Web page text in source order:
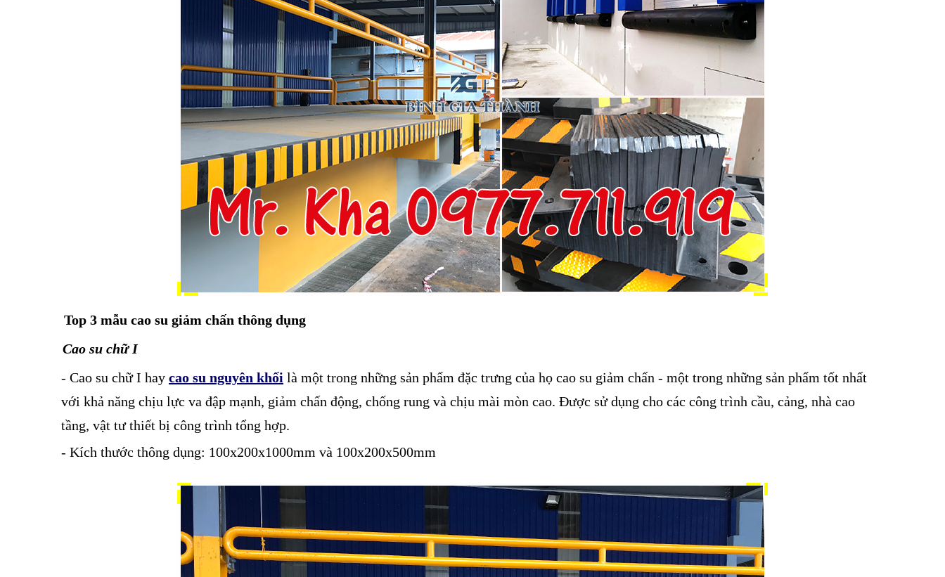
Top 3 mẫu cao su giảm chấn thông dụng
Cao su chữ I
- Cao su chữ I hay cao su nguyên khối là một trong những sản phẩm đặc trưng của họ cao su giảm chấn - một trong những sản phẩm tốt nhất
với khả năng chịu lực va đập mạnh, giảm chấn động, chống rung và chịu mài mòn cao. Được sử dụng cho các công trình cầu, cảng, nhà cao
tầng, vật tư thiết bị công trình tổng hợp.
- Kích thước thông dụng: 100x200x1000mm và 100x200x500mm